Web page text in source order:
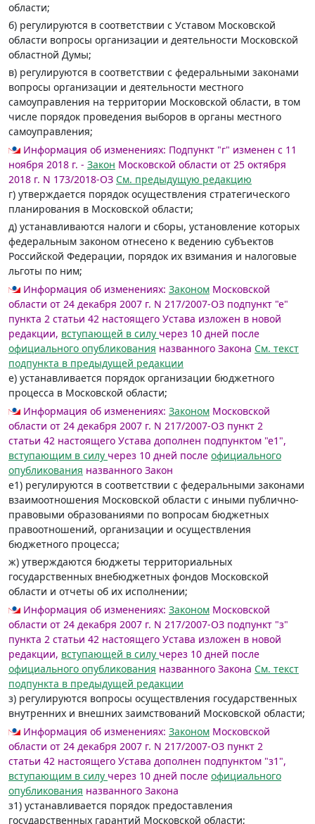
области;
б) регулируются в соответствии с Уставом Московской
области вопросы организации и деятельности Московской
областной Думы;
в) регулируются в соответствии с федеральными законами
вопросы организации и деятельности местного
самоуправления на территории Московской области, в том
числе порядок проведения выборов в органы местного
самоуправления;
Информация об изменениях: Подпункт "г" изменен с 11
ноября 2018 г. - Закон Московской области от 25 октября
2018 г. N 173/2018-ОЗ См. предыдущую редакцию
г) утверждается порядок осуществления стратегического
планирования в Московской области;
д) устанавливаются налоги и сборы, установление которых
федеральным законом отнесено к ведению субъектов
Российской Федерации, порядок их взимания и налоговые
льготы по ним;
Информация об изменениях: Законом Московской
области от 24 декабря 2007 г. N 217/2007-ОЗ подпункт "е"
пункта 2 статьи 42 настоящего Устава изложен в новой
редакции, вступающей в силу через 10 дней после
официального опубликования названного Закона См. текст
подпункта в предыдущей редакции
е) устанавливается порядок организации бюджетного
процесса в Московской области;
Информация об изменениях: Законом Московской
области от 24 декабря 2007 г. N 217/2007-ОЗ пункт 2
статьи 42 настоящего Устава дополнен подпунктом "е1",
вступающим в силу через 10 дней после официального
опубликования названного Закон
е1) регулируются в соответствии с федеральными законами
взаимоотношения Московской области с иными публично-
правовыми образованиями по вопросам бюджетных
правоотношений, организации и осуществления
бюджетного процесса;
ж) утверждаются бюджеты территориальных
государственных внебюджетных фондов Московской
области и отчеты об их исполнении;
Информация об изменениях: Законом Московской
области от 24 декабря 2007 г. N 217/2007-ОЗ подпункт "з"
пункта 2 статьи 42 настоящего Устава изложен в новой
редакции, вступающей в силу через 10 дней после
официального опубликования названного Закона См. текст
подпункта в предыдущей редакции
з) регулируются вопросы осуществления государственных
внутренних и внешних заимствований Московской области;
Информация об изменениях: Законом Московской
области от 24 декабря 2007 г. N 217/2007-ОЗ пункт 2
статьи 42 настоящего Устава дополнен подпунктом "з1",
вступающим в силу через 10 дней после официального
опубликования названного Закона
з1) устанавливается порядок предоставления
государственных гарантий Московской области;